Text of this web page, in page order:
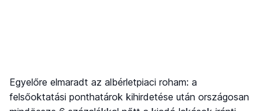
Egyelőre elmaradt az albérletpiaci roham: a
felsőoktatási ponthatárok kihirdetése után országosan